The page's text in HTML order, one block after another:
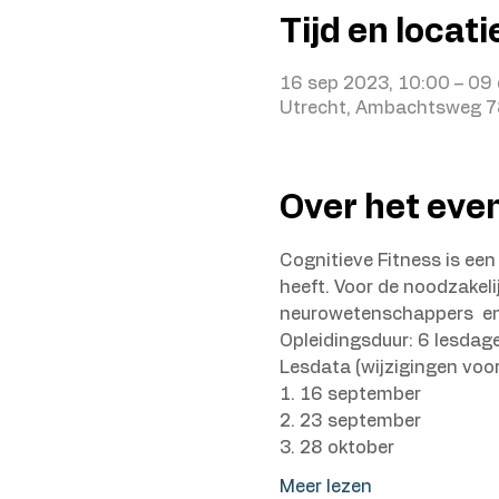
Tijd en
16 sep 2023, 10:00 – 09
Utrecht, Ambachtsweg
Over het
Cognitieve Fitness is
heeft. Voor de
neurowetenschappers
Opleidingsduur: 6
Lesdata (wijzigingen
1. 16 september
2. 23 september
3. 28 oktober
Meer lezen